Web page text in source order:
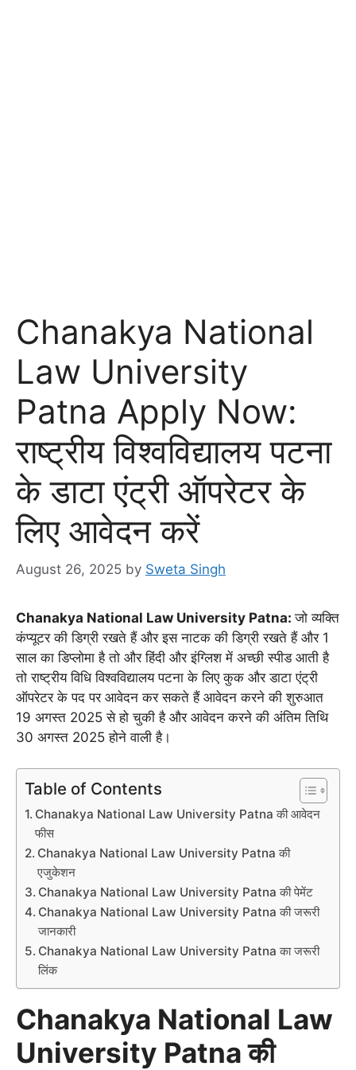
Chanakya National
Law University
Patna Apply Now:
राष्ट्रीय विश्वविद्यालय पटना
के डाटा एंट्री ऑपरेटर के
लिए आवेदन करें
August 26, 2025 by Sweta Singh
Chanakya National Law University Patna:जो व्यक्ति
कंप्यूटर की डिग्री रखते हैं और इस नाटक की डिग्री रखते हैं और 1
साल का डिप्लोमा है तो और हिंदी और इंग्लिश में अच्छी स्पीड आती है
तो राष्ट्रीय विधि विश्वविद्यालय पटना के लिए कुक और डाटा एंट्री
ऑपरेटर के पद पर आवेदन कर सकते हैं आवेदन करने की शुरुआत
19 अगस्त 2025 से हो चुकी है और आवेदन करने की अंतिम तिथि
30 अगस्त 2025 होने वाली है।
Table of Contents
Chanakya National Law University Patna की आवेदन
फीस
Chanakya National Law University Patna की
एजुकेशन
Chanakya National Law University Patna की पेमेंट
Chanakya National Law University Patna की जरूरी
जानकारी
Chanakya National Law University Patna का जरूरी
लिंक
Chanakya National Law
University Patna की